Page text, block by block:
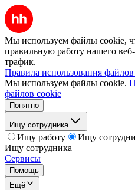
Мы используем файлы cookie,
правильную работу нашего
трафик.
Правила использования
Мы используем файлы cookie.
файлов cookie
Понятно
Ищу сотрудника
Ищу работу
Ищу
Ищу сотрудника
Сервисы
Помощь
Ещё